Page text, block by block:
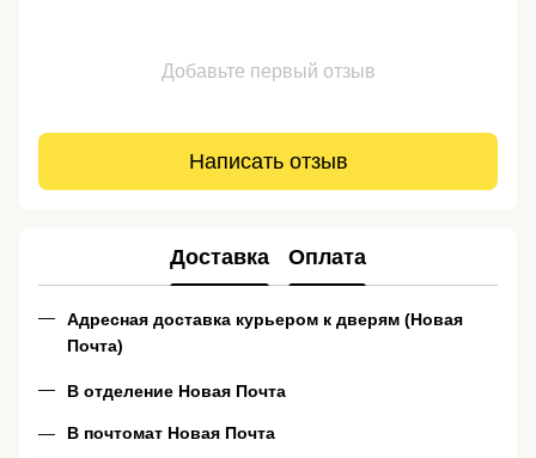
Добавьте первый отзыв
Написать отзыв
Доставка Оплата
Адресная доставка курьером к дверям (Новая
Почта)
В отделение Новая Почта
В почтомат Новая Почта